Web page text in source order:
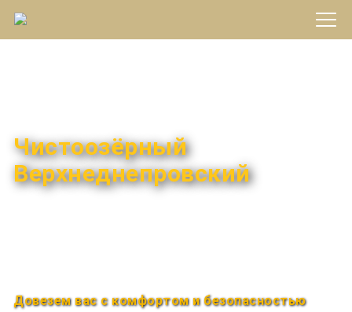
Чистоозёрный
Верхнеднепровский
Довезем вас с комфортом и безопасностью